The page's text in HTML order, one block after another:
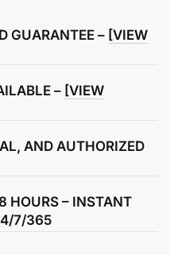
GUARANTEE – [VIEW
– [VIEW
AND AUTHORIZED
HOURS – INSTANT
7/365